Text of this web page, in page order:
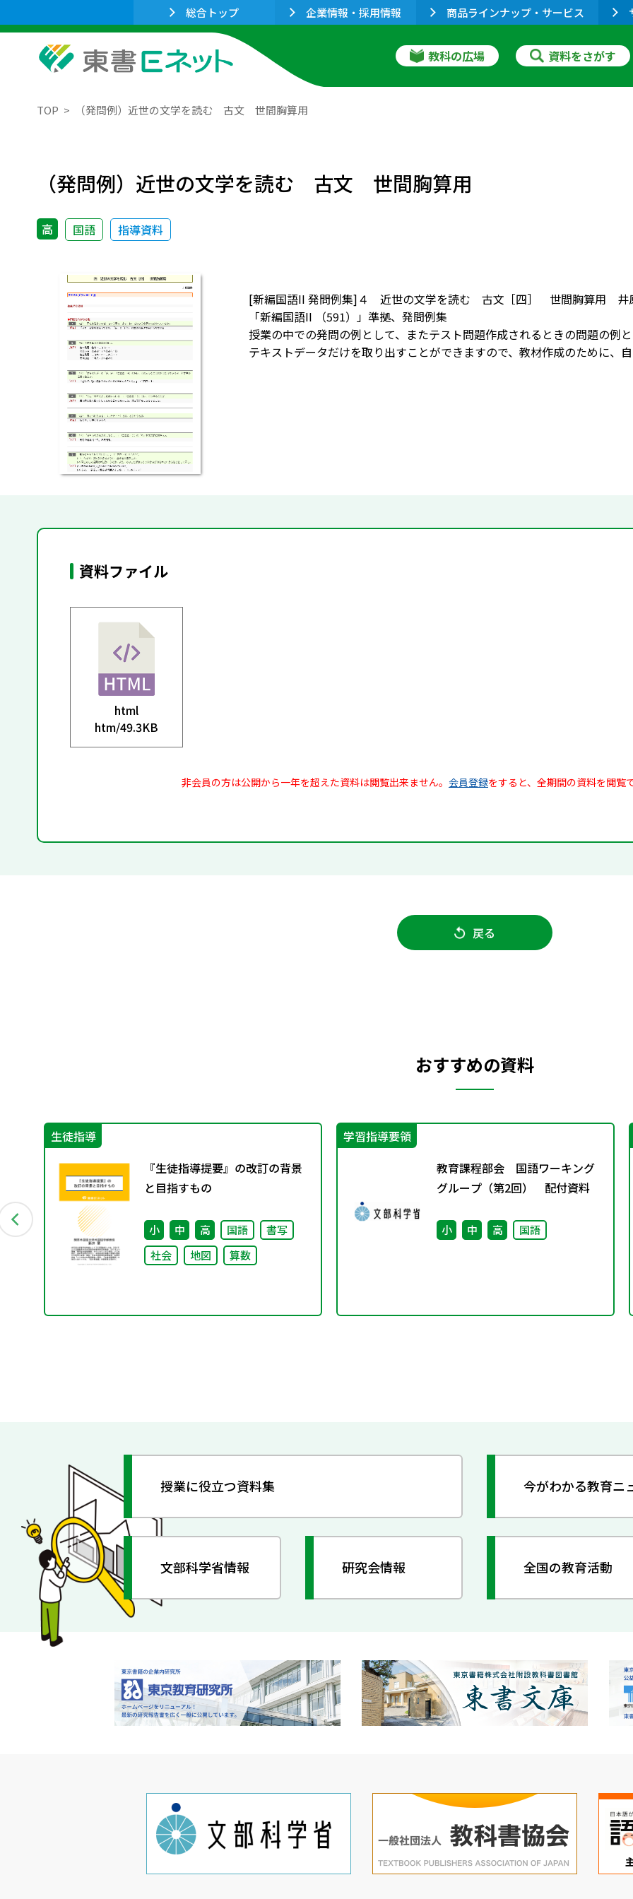
総合トップ 企業情報・採用情報 商品ラインナップ・サービス
教科の広場 資料をさがす
TOP （発問例）近世の文学を読む 古文 世間胸算用
（発問例）近世の文学を読む 古文 世間胸算用
高 国語 指導資料
[新編国語II 発問例集]４ 近世の文学を読む 古文［四］ 世間胸算用 井原
「新編国語II （591）」準拠、発問例集
授業の中での発問の例として、またテスト問題作成されるときの問題の例
テキストデータだけを取り出すことができますので、教材作成のために、
資料ファイル
html
htm/49.3KB
非会員の方は公開から一年を超えた資料は閲覧出来ません。 会員登録をすると、全期間の資料を閲覧
戻る
おすすめの資料
生徒指導
『生徒指導提要』の改訂の背景
と目指すもの
小 中 高 国語
書写
社会
地図 算数
学習指導要領
教育課程部会 国語ワーキング
グループ（第2回） 配付資料
小 中 高 国語
授業に役立つ資料集 今がわかる教育ニ
文部科学省情報 研究会情報 全国の教育活動